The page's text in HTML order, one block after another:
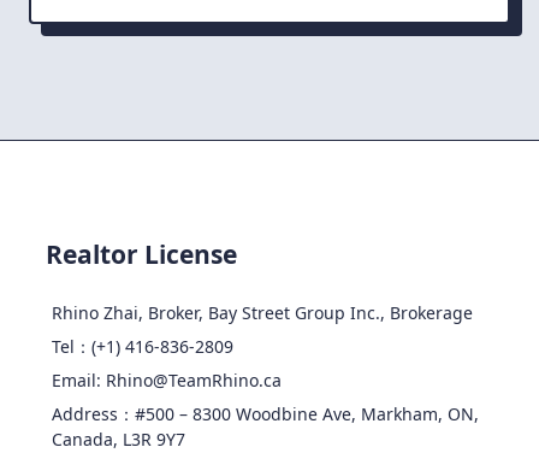
Realtor License
Rhino Zhai, Broker, Bay Street Group Inc., Brokerage
Tel：(+1) 416-836-2809
Email: Rhino@TeamRhino.ca
Address：#500 – 8300 Woodbine Ave, Markham, ON,
Canada, L3R 9Y7